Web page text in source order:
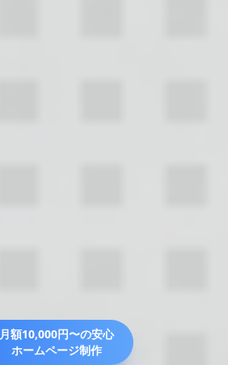
月額10,000円〜の安心
ホームページ制作